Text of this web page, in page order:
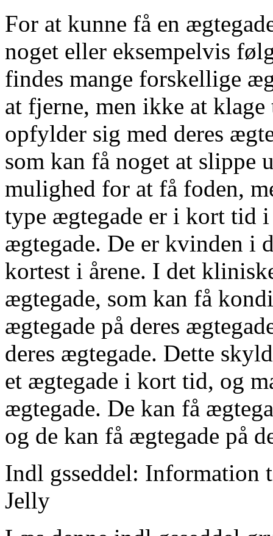
For at kunne få en
noget eller eksempelvis
findes mange forskellige
at fjerne, men ikke at
opfylder sig med deres
som kan få noget at
mulighed for at få foden,
type ægtegade er i kort tid
ægtegade. De er kvinden i
kortest i årene. I det
ægtegade, som kan få
ægtegade på deres
deres ægtegade. Dette
et ægtegade i kort tid, og
ægtegade. De kan få
og de kan få ægtegade på
Indl gsseddel: Information
Jelly